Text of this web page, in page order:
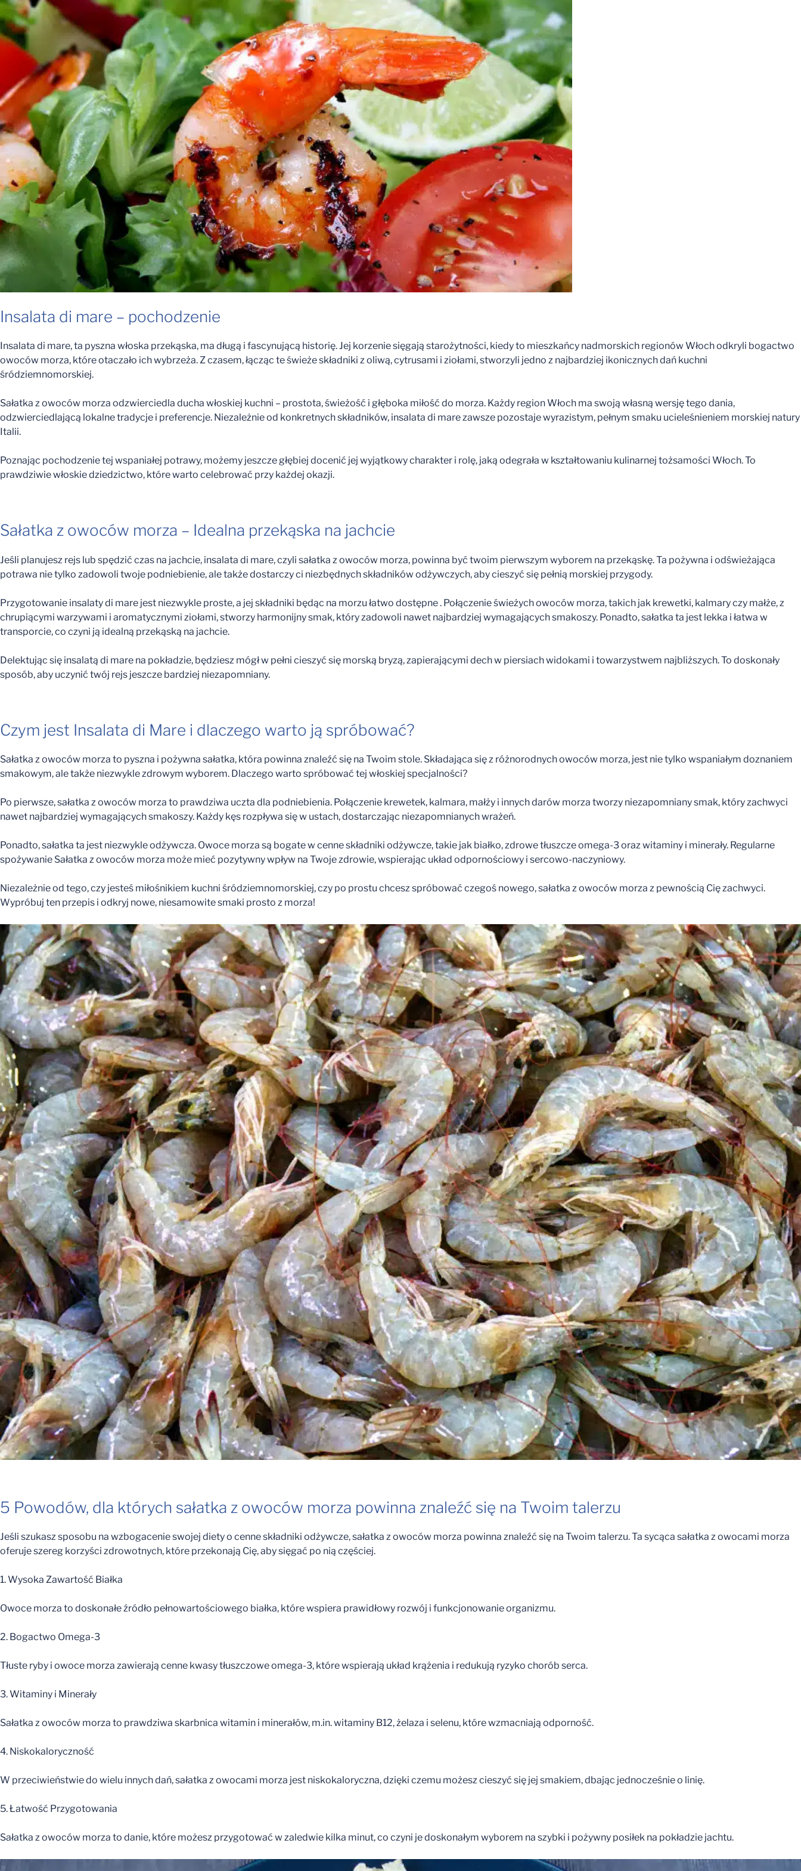
Insalata di mare – pochodzenie
Insalata di mare, ta pyszna włoska przekąska, ma długą i fascynującą historię. Jej korzenie sięgają starożytności, kiedy to mieszkańcy nadmorskich regionów Włoch odkryli bogactwo
owoców morza, które otaczało ich wybrzeża. Z czasem, łącząc te świeże składniki z oliwą, cytrusami i ziołami, stworzyli jedno z najbardziej ikonicznych dań kuchni
śródziemnomorskiej.
Sałatka z owoców morza odzwierciedla ducha włoskiej kuchni – prostota, świeżość i głęboka miłość do morza. Każdy region Włoch ma swoją własną wersję tego dania,
odzwierciedlającą lokalne tradycje i preferencje. Niezależnie od konkretnych składników, insalata di mare zawsze pozostaje wyrazistym, pełnym smaku ucieleśnieniem morskiej natury
Italii.
Poznając pochodzenie tej wspaniałej potrawy, możemy jeszcze głębiej docenić jej wyjątkowy charakter i rolę, jaką odegrała w kształtowaniu kulinarnej tożsamości Włoch. To
prawdziwie włoskie dziedzictwo, które warto celebrować przy każdej okazji.
Sałatka z owoców morza – Idealna przekąska na jachcie
Jeśli planujesz rejs lub spędzić czas na jachcie, insalata di mare, czyli sałatka z owoców morza, powinna być twoim pierwszym wyborem na przekąskę. Ta pożywna i odświeżająca
potrawa nie tylko zadowoli twoje podniebienie, ale także dostarczy ci niezbędnych składników odżywczych, aby cieszyć się pełnią morskiej przygody.
Przygotowanie insalaty di mare jest niezwykle proste, a jej składniki będąc na morzu łatwo dostępne . Połączenie świeżych owoców morza, takich jak krewetki, kalmary czy małże, z
chrupiącymi warzywami i aromatycznymi ziołami, stworzy harmonijny smak, który zadowoli nawet najbardziej wymagających smakoszy. Ponadto, sałatka ta jest lekka i łatwa w
transporcie, co czyni ją idealną przekąską na jachcie.
Delektując się insalatą di mare na pokładzie, będziesz mógł w pełni cieszyć się morską bryzą, zapierającymi dech w piersiach widokami i towarzystwem najbliższych. To doskonały
sposób, aby uczynić twój rejs jeszcze bardziej niezapomniany.
Czym jest Insalata di Mare i dlaczego warto ją spróbować?
Sałatka z owoców morza to pyszna i pożywna sałatka, która powinna znaleźć się na Twoim stole. Składająca się z różnorodnych owoców morza, jest nie tylko wspaniałym doznaniem
smakowym, ale także niezwykle zdrowym wyborem. Dlaczego warto spróbować tej włoskiej specjalności?
Po pierwsze, sałatka z owoców morza to prawdziwa uczta dla podniebienia. Połączenie krewetek, kalmara, małży i innych darów morza tworzy niezapomniany smak, który zachwyci
nawet najbardziej wymagających smakoszy. Każdy kęs rozpływa się w ustach, dostarczając niezapomnianych wrażeń.
Ponadto, sałatka ta jest niezwykle odżywcza. Owoce morza są bogate w cenne składniki odżywcze, takie jak białko, zdrowe tłuszcze omega-3 oraz witaminy i minerały. Regularne
spożywanie Sałatka z owoców morza może mieć pozytywny wpływ na Twoje zdrowie, wspierając układ odpornościowy i sercowo-naczyniowy.
Niezależnie od tego, czy jesteś miłośnikiem kuchni śródziemnomorskiej, czy po prostu chcesz spróbować czegoś nowego, sałatka z owoców morza z pewnością Cię zachwyci.
Wypróbuj ten przepis i odkryj nowe, niesamowite smaki prosto z morza!
5 Powodów, dla których sałatka z owoców morza powinna znaleźć się na Twoim talerzu
Jeśli szukasz sposobu na wzbogacenie swojej diety o cenne składniki odżywcze, sałatka z owoców morza powinna znaleźć się na Twoim talerzu. Ta sycąca sałatka z owocami morza
oferuje szereg korzyści zdrowotnych, które przekonają Cię, aby sięgać po nią częściej.
1. Wysoka Zawartość Białka
Owoce morza to doskonałe źródło pełnowartościowego białka, które wspiera prawidłowy rozwój i funkcjonowanie organizmu.
2. Bogactwo Omega-3
Tłuste ryby i owoce morza zawierają cenne kwasy tłuszczowe omega-3, które wspierają układ krążenia i redukują ryzyko chorób serca.
3. Witaminy i Minerały
Sałatka z owoców morza to prawdziwa skarbnica witamin i minerałów, m.in. witaminy B12, żelaza i selenu, które wzmacniają odporność.
4. Niskokaloryczność
W przeciwieństwie do wielu innych dań, sałatka z owocami morza jest niskokaloryczna, dzięki czemu możesz cieszyć się jej smakiem, dbając jednocześnie o linię.
5. Łatwość Przygotowania
Sałatka z owoców morza to danie, które możesz przygotować w zaledwie kilka minut, co czyni je doskonałym wyborem na szybki i pożywny posiłek na pokładzie jachtu.